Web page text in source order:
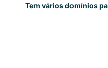
Tem vários domínios